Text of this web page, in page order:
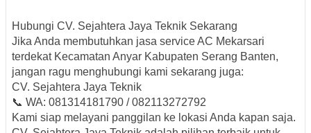
Hubungi CV. Sejahtera Jaya Teknik Sekarang
Jika Anda membutuhkan jasa service AC Mekarsari
terdekat Kecamatan Anyar Kabupaten Serang Banten,
jangan ragu menghubungi kami sekarang juga:
CV. Sejahtera Jaya Teknik
📞 WA: 081314181790 / 082113272792
Kami siap melayani panggilan ke lokasi Anda kapan saja.